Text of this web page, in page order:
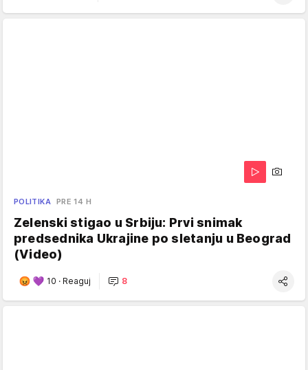
POLITIKA PRE 14 H
Zelenski stigao u Srbiju: Prvi snimak
predsednika Ukrajine po sletanju u Beograd
(Video)
10 · Reaguj 8